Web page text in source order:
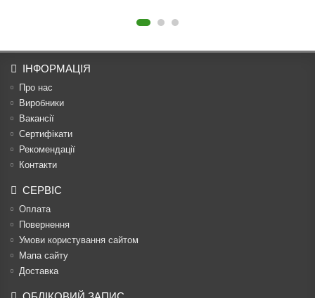
ІНФОРМАЦІЯ
Про нас
Виробники
Вакансії
Сертифікати
Рекомендації
Контакти
СЕРВІС
Оплата
Повернення
Умови користування сайтом
Мапа сайту
Доставка